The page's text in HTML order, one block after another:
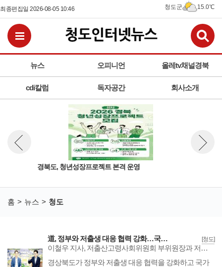
최종편집일 2026-08-05 10:46 청도군 15.0℃
뉴스 오피니언 올레tv채널경북
cdi칼럼 독자공간 회사소개
전체메뉴보기
경북도, 청년성장프로젝트 본격 운영
뉴스 이전보기
홈 뉴스 청도
[청도]
道, 정부와 저출생 대응 협력 강화…국립인구정책연구원 경북 유치 건의
이철우 지사, 저출산고령사회위원회 부위원장과 저출생 대응 논의
경상북도가 정부와 저출생 대응 협력을 강화하고 국가